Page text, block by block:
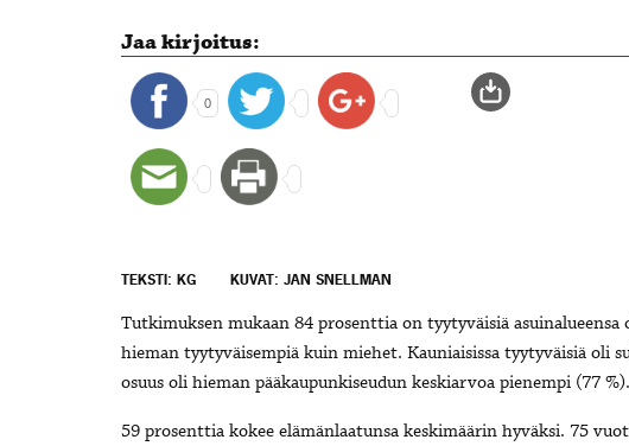
Jaa kirjoitus:
0
TEKSTI: KG KUVAT: JAN SNELLMAN
Tutkimuksen mukaan 84 prosenttia on tyytyväisiä
hieman tyytyväisempiä kuin miehet. Kauniaisissa tyytyväisiä oli
osuus oli hieman pääkaupunkiseudun keskiarvoa pienempi (77 %).
59 prosenttia kokee elämänlaatunsa keskimäärin hyväksi. 75